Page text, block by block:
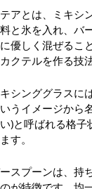
アとは、ミキシ
と氷を入れ、バ
優しく混ぜるこ
クテルを作る技
シンググラスに
うイメージから
)と呼ばれる格
す。
スプーンは、持